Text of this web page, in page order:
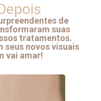
de
suas
tratamentos.
seus novos visuais
vai amar!